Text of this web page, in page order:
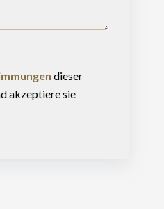
dieser
akzeptiere sie